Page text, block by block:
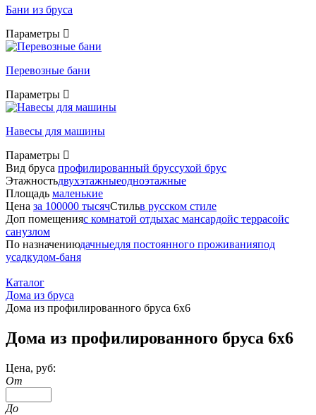
Бани из бруса
Параметры
Перевозные бани
Параметры
Навесы для машины
Параметры
Вид бруса профилированный бруссухой брус
Этажностьдвухэтажныеодноэтажные
Площадь маленькие
Цена за 100000 тысячСтильв русском стиле
Доп помещенияс комнатой отдыхас мансардойс террасойс
санузлом
По назначениюдачныедля постоянного проживанияпод
усадкудом-баня
Каталог
Дома из бруса
Дома из профилированного бруса 6х6
Дома из профилированного бруса 6х6
Цена, руб:
От
До